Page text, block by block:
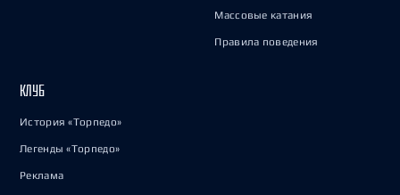
Массовые катания
Правила поведения
КЛУБ
История «Торпедо»
Легенды «Торпедо»
Реклама